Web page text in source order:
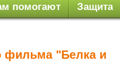
помогают Защита
фильма "Белка и